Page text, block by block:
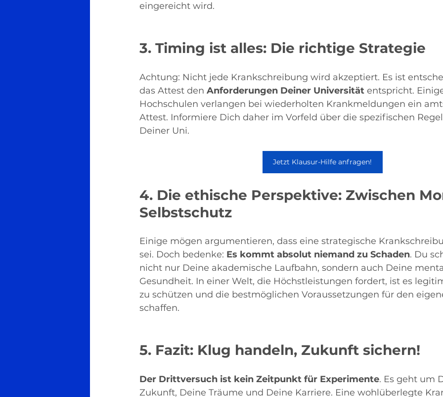
eingereicht wird.
3. Timing ist alles: Die richtige Strategie
Achtung: Nicht jede Krankschreibung wird akzeptiert. Es ist
das Attest den Anforderungen Deiner Universität entspricht.
Hochschulen verlangen bei wiederholten Krankmeldungen ein
Attest. Informiere Dich daher im Vorfeld über die spezifischen
Deiner Uni.
Jetzt Klausur-Hilfe anfragen!
4. Die ethische Perspektive: Zwischen
Selbstschutz
Einige mögen argumentieren, dass eine strategische
sei. Doch bedenke: Es kommt absolut niemand zu Schaden. Du
nicht nur Deine akademische Laufbahn, sondern auch Deine
Gesundheit. In einer Welt, die Höchstleistungen fordert, ist es
zu schützen und die bestmöglichen Voraussetzungen für den
schaffen.
5. Fazit: Klug handeln, Zukunft sichern!
Der Drittversuch ist kein Zeitpunkt für Experimente. Es geht um
Zukunft, Deine Träume und Deine Karriere. Eine wohlüberlegte